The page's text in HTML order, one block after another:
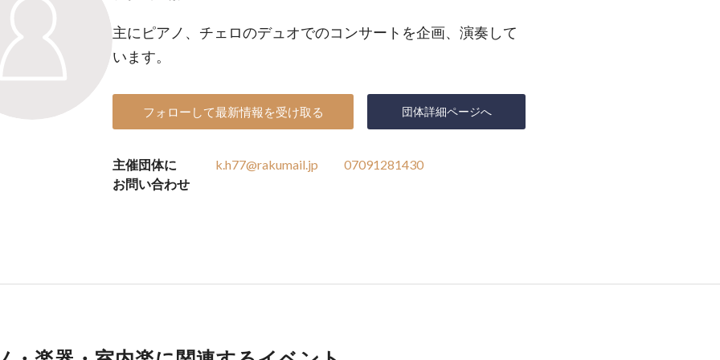
主にピアノ、チェロのデュオでのコンサートを企画、演奏して
います。
フォローして最新情報を受け取る 団体詳細ページへ
主催団体に
お問い合わせ
k.h77@rakumail.jp 07091281430